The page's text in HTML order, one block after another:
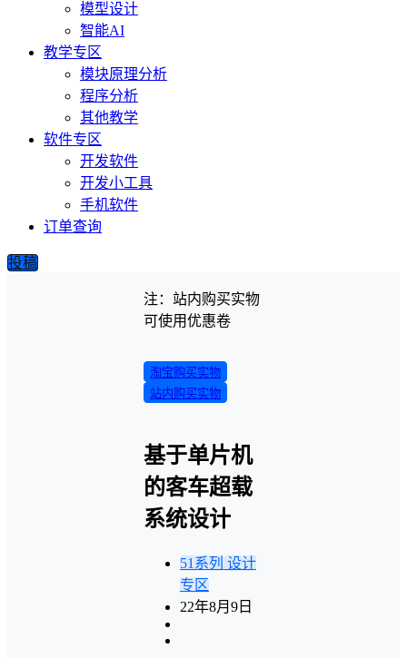
模型设计
智能AI
教学专区
模块原理分析
程序分析
其他教学
软件专区
开发软件
开发小工具
手机软件
订单查询
投稿
注：站内购买实物
可使用优惠卷
淘宝购买实物
站内购买实物
基于单片机
的客车超载
系统设计
51系列 设计
专区
22年8月9日